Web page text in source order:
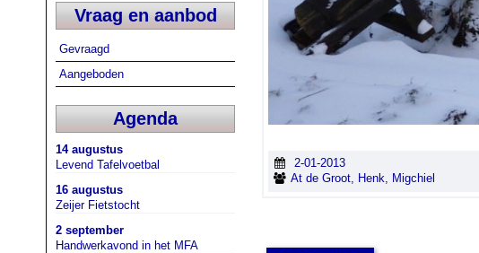
Vraag en aanbod
Gevraagd
Aangeboden
Agenda
14 augustus
Levend Tafelvoetbal
16 augustus
Zeijer Fietstocht
2 september
Handwerkavond in het MFA
2-01-2013
At de Groot, Henk, Migchiel